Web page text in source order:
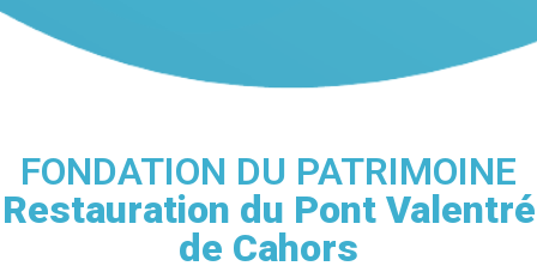
FONDATION DU PATRIMOINE
Restauration du Pont Valentré
de Cahors